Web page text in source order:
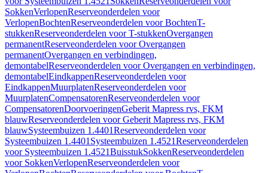
SokkenVerlopenReserveonderdelen voor
VerlopenBochtenReserveonderdelen voor BochtenT-
stukkenReserveonderdelen voor T-stukkenOvergangen
permanentReserveonderdelen voor Overgangen
permanentOvergangen en verbindingen,
demontabelReserveonderdelen voor Overgangen en verbindingen,
demontabelEindkappenReserveonderdelen voor
EindkappenMuurplatenReserveonderdelen voor
MuurplatenCompensatorenReserveonderdelen voor
CompensatorenDoorvoeringenGeberit Mapress rvs, FKM
blauwReserveonderdelen voor Geberit Mapress rvs, FKM
blauwSysteembuizen 1.4401Reserveonderdelen voor
Systeembuizen 1.4401 Systeembuizen 1.4521Reserveonderdelen
voor Systeembuizen 1.4521BuisstukSokkenReserveonderdelen
voor SokkenVerlopenReserveonderdelen voor